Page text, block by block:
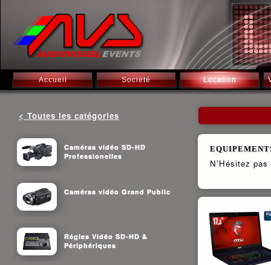
Accueil Société Location
< Toutes les catégories
Caméras vidéo SD-HD
Professionelles
Caméras vidéo Grand Public
Régies Vidéo SD-HD &
Périphériques
N'Hésitez